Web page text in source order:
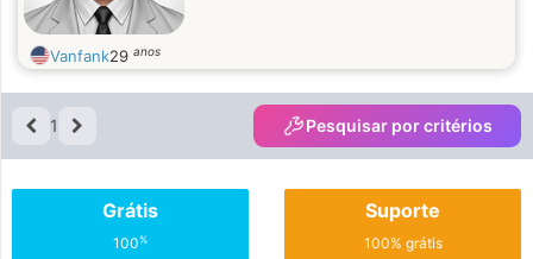
Vanfank29 anos
1 Pesquisar por critérios
Grátis
100%
Suporte
100% grátis